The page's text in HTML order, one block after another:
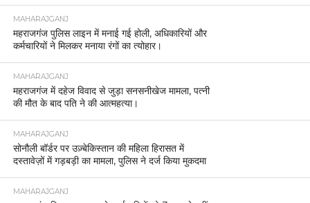
MAHARAJGANJ
महाराजगंज पुलिस की बड़ी कार्रवाई: इंस्टाग्राम गैंग ‘काला
कोबरा 0007’ के दो सदस्य गिरफ्तार, सोशल मीडिया पर
सक्रिय अपराधियों पर शिकंजा
MAHARAJGANJ
बृजमनगंज : पुरानी रंजिश में जानलेवा हमला, तीन आरोपी
गिरफ्तार।
MAHARAJGANJ
महराजगंज पुलिस की बड़ी कार्रवाई, हत्या प्रयास का
अभियुक्त गिरफ्तार।